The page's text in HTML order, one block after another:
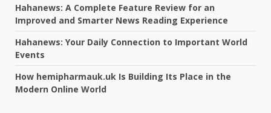
Hahanews: A Complete Feature Review for an
Improved and Smarter News Reading Experience
Hahanews: Your Daily Connection to Important World
Events
How hemipharmauk.uk Is Building Its Place in the
Modern Online World